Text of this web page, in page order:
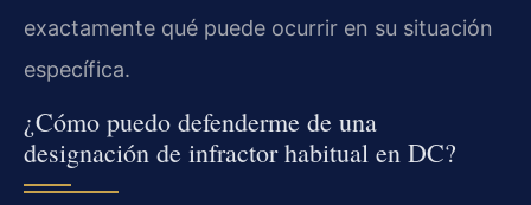
exactamente qué puede ocurrir en su situación
específica.
¿Cómo puedo defenderme de una
designación de infractor habitual en DC?